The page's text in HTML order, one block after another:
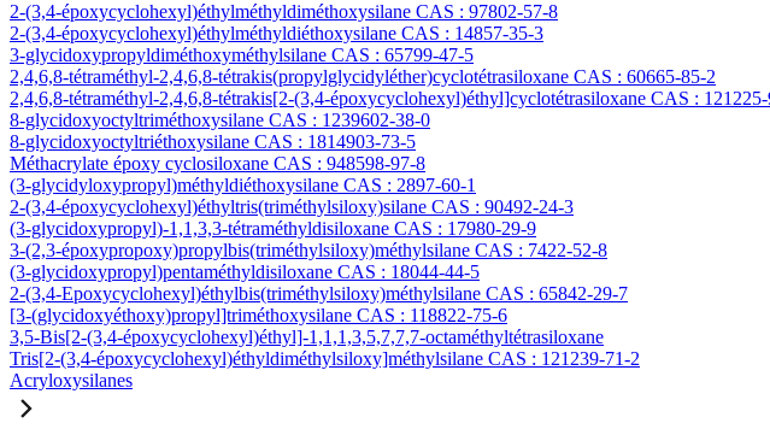
2-(3,4-époxycyclohexyl)éthylméthyldiméthoxysilane CAS : 97802-57-8
2-(3,4-époxycyclohexyl)éthylméthyldiéthoxysilane CAS : 14857-35-3
3-glycidoxypropyldiméthoxyméthylsilane CAS : 65799-47-5
2,4,6,8-tétraméthyl-2,4,6,8-tétrakis(propylglycidyléther)cyclotétrasiloxane CAS : 60665-85-2
2,4,6,8-tétraméthyl-2,4,6,8-tétrakis[2-(3,4-époxycyclohexyl)éthyl]cyclotétrasiloxane CAS :
8-glycidoxyoctyltriméthoxysilane CAS : 1239602-38-0
8-glycidoxyoctyltriéthoxysilane CAS : 1814903-73-5
Méthacrylate époxy cyclosiloxane CAS : 948598-97-8
(3-glycidyloxypropyl)méthyldiéthoxysilane CAS : 2897-60-1
2-(3,4-époxycyclohexyl)éthyltris(triméthylsiloxy)silane CAS : 90492-24-3
(3-glycidoxypropyl)-1,1,3,3-tétraméthyldisiloxane CAS : 17980-29-9
3-(2,3-époxypropoxy)propylbis(triméthylsiloxy)méthylsilane CAS : 7422-52-8
(3-glycidoxypropyl)pentaméthyldisiloxane CAS : 18044-44-5
2-(3,4-Epoxycyclohexyl)éthylbis(triméthylsiloxy)méthylsilane CAS : 65842-29-7
[3-(glycidoxyéthoxy)propyl]triméthoxysilane CAS : 118822-75-6
3,5-Bis[2-(3,4-époxycyclohexyl)éthyl]-1,1,1,3,5,7,7,7-octaméthyltétrasiloxane
Tris[2-(3,4-époxycyclohexyl)éthyldiméthylsiloxy]méthylsilane CAS : 121239-71-2
Acryloxysilanes